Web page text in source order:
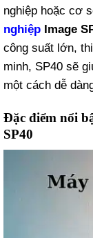
nghiệp hoặc cơ
nghiệp Image
công suất lớn,
minh, SP40 sẽ
một cách dễ
Đặc điểm nổi
SP40